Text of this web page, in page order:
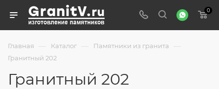
0
Главная — Каталог — Памятники из гранита —
Гранитный 202
Гранитный 202